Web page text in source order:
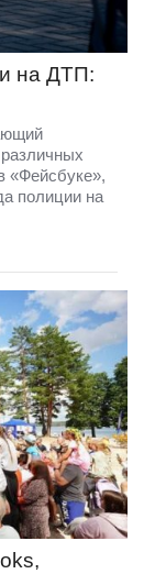
на ДТП:
«Фейсбуке»,
полиции на